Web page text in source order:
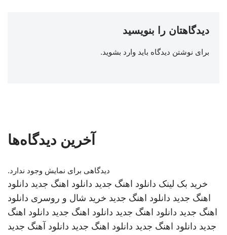
دیدگاهتان را بنویسید
برای نوشتن دیدگاه باید وارد بشوید.
آخرین دیدگاه‌ها
دیدگاهی برای نمایش وجود ندارد.
خرید بک لینک دانلود اهنگ جدید دانلود اهنگ جدید دانلود
اهنگ جدید دانلود اهنگ جدید خرید شال و روسری دانلود
اهنگ جدید دانلود اهنگ جدید دانلود اهنگ جدید دانلود اهنگ
جدید دانلود اهنگ جدید دانلود اهنگ جدید دانلود آهنگ جدید